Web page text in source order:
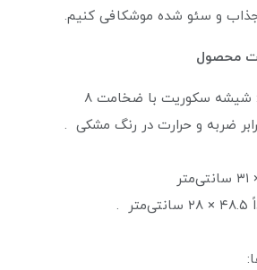
و سئو شده موشکافی کنیم.
محصول
جنس و رنگ صفحه: شیشه سکوریت با ضخامت ۸
ضربه و حرارت در رنگ مشکی .
.